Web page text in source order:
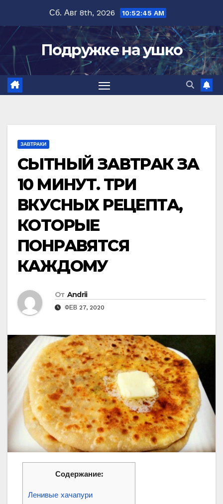
содержимому
Сб. Авг 8th, 2026 10:52:46 AM
Подружке на ушко
ЗАВТРАКИ
СЫТНЫЙ ЗАВТРАК ЗА
10 МИНУТ. ТРИ
ВКУСНЫХ РЕЦЕПТА,
КОТОРЫЕ
ПОНРАВЯТСЯ
КАЖДОМУ
От Andrii
ФЕВ 27, 2020
Содержание:
Ленивые хачапури